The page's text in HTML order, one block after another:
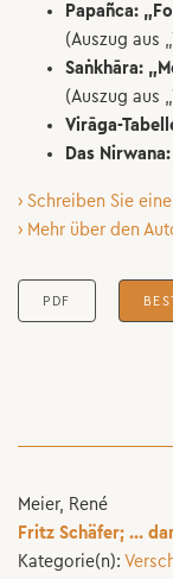
Papañca:
(Auszug aus
Saṅkhāra:
(Auszug aus
Virāga-
Das
› Schreiben Sie
› Mehr über den
PDF
Meier, René
Fritz Schäfer; ...
Kategorie(n):